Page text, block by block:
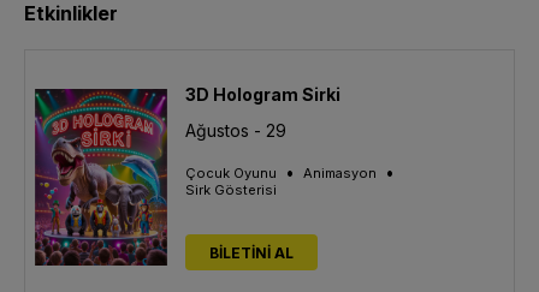
Etkinlikler
3D Hologram Sirki
Ağustos - 29
Çocuk Oyunu • Animasyon •
Sirk Gösterisi
BİLETİNİ AL